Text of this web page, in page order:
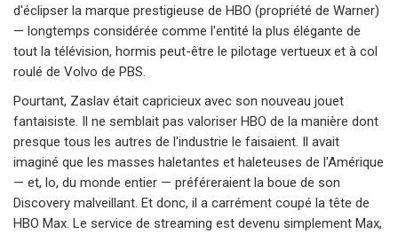
d'éclipser la marque prestigieuse de HBO (propriété de Warner)
— longtemps considérée comme l'entité la plus élégante de
tout la télévision, hormis peut-être le pilotage vertueux et à col
roulé de Volvo de PBS.
Pourtant, Zaslav était capricieux avec son nouveau jouet
fantaisiste. Il ne semblait pas valoriser HBO de la manière dont
presque tous les autres de l'industrie le faisaient. Il avait
imaginé que les masses haletantes et haleteuses de l'Amérique
— et, lo, du monde entier — préféreraient la boue de son
Discovery malveillant. Et donc, il a carrément coupé la tête de
HBO Max. Le service de streaming est devenu simplement Max,